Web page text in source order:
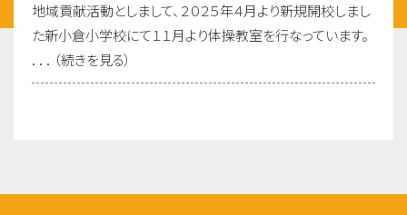
地域貢献活動としまして、２０２５年４月より新規開校しまし
た新小倉小学校にて１１月より体操教室を行なっています。
．．．（続きを見る）